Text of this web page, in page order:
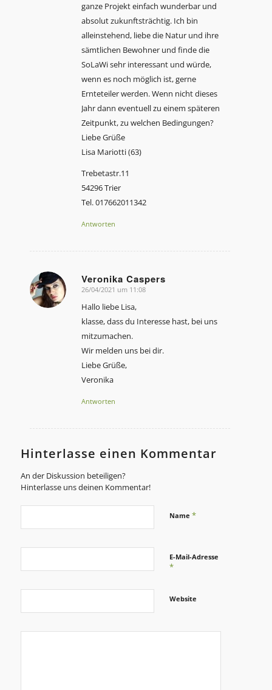
ganze Projekt einfach wunderbar und
absolut zukunftsträchtig. Ich bin
alleinstehend, liebe die Natur und ihre
sämtlichen Bewohner und finde die
SoLaWi sehr interessant und würde,
wenn es noch möglich ist, gerne
Ernteteiler werden. Wenn nicht dieses
Jahr dann eventuell zu einem späteren
Zeitpunkt, zu welchen Bedingungen?
Liebe Grüße
Lisa Mariotti (63)
Trebetastr.11
54296 Trier
Tel. 017662011342
Antworten
Veronika Caspers
sagte:
26/04/2021 um 11:08
Hallo liebe Lisa,
klasse, dass du Interesse hast, bei uns
mitzumachen.
Wir melden uns bei dir.
Liebe Grüße,
Veronika
Antworten
Hinterlasse einen Kommentar
An der Diskussion beteiligen?
Hinterlasse uns deinen Kommentar!
Name *
E-Mail-Adresse
*
Website